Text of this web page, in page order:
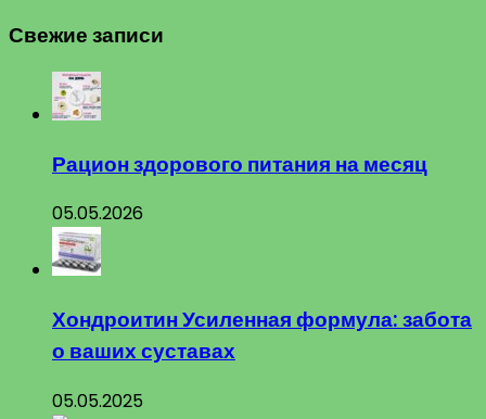
Свежие записи
Рацион здорового питания на месяц
05.05.2026
Хондроитин Усиленная формула: забота
о ваших суставах
05.05.2025